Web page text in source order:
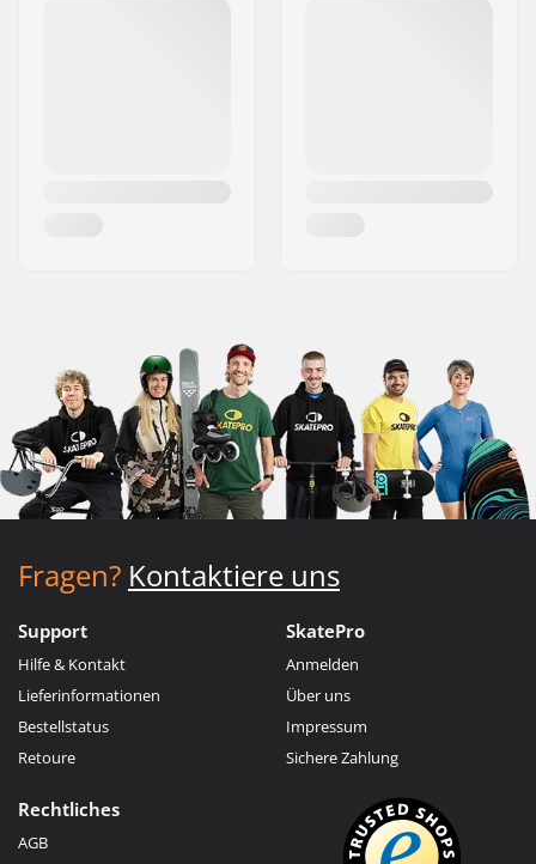
Fragen? Kontaktiere uns
Support
Hilfe & Kontakt
Lieferinformationen
Bestellstatus
Retoure
SkatePro
Anmelden
Über uns
Impressum
Sichere Zahlung
Rechtliches
AGB